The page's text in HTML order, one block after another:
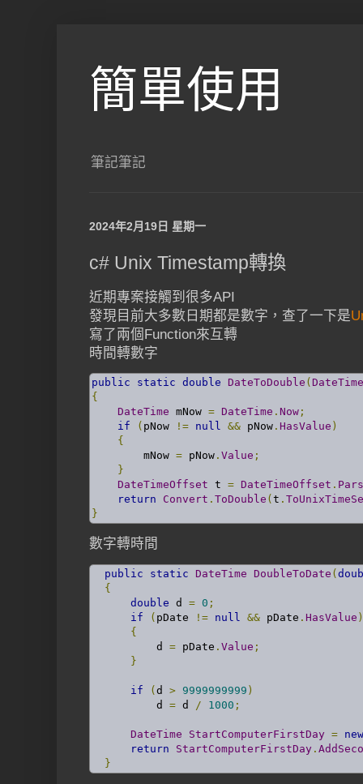
簡單使用
筆記筆記
2024年2月19日 星期一
c# Unix Timestamp轉換
近期專案接觸到很多API
發現目前大多數日期都是數字，查了一下是
寫了兩個Function來互轉
時間轉數字
public static double DateToDouble ( DateTime
{
DateTime mNow = DateTime . Now ;
if
( pNow != null && pNow . HasValue )
{
        mNow
= pNow . Value ;
}
DateTimeOffset t = DateTimeOffset .
return
Convert . ToDouble ( t .
}
數字轉時間
public static DateTime DoubleToDate (
{
double d = 0 ;
if
( pDate != null && pDate . HasValue )
{
          d
= pDate . Value ;
}
if (d > 9999999999 )
          d
= d / 1000 ;
DateTime StartComputerFirstDay = new
return
StartComputerFirstDay .
}